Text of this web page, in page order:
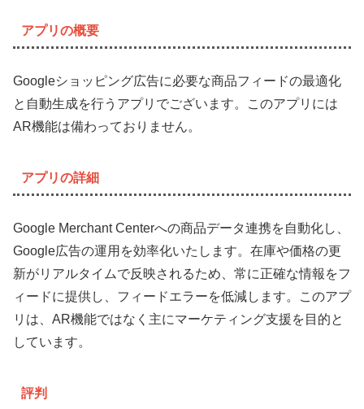
アプリの概要
Googleショッピング広告に必要な商品フィードの最適化
と自動生成を行うアプリでございます。このアプリには
AR機能は備わっておりません。
アプリの詳細
Google Merchant Centerへの商品データ連携を自動化し、
Google広告の運用を効率化いたします。在庫や価格の更
新がリアルタイムで反映されるため、常に正確な情報をフ
ィードに提供し、フィードエラーを低減します。このアプ
リは、AR機能ではなく主にマーケティング支援を目的と
しています。
評判